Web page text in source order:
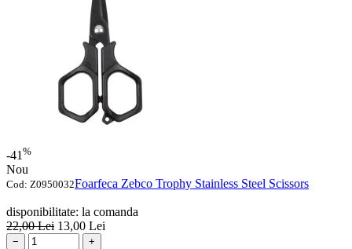
-41%
Nou
Cod: Z0950032Foarfeca Zebco Trophy Stainless Steel Scissors
disponibilitate: la comanda
22,00 Lei 13,00 Lei
−
+